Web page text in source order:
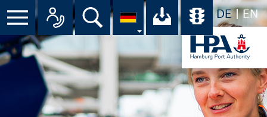
DE EN
Suche Ihr Download-